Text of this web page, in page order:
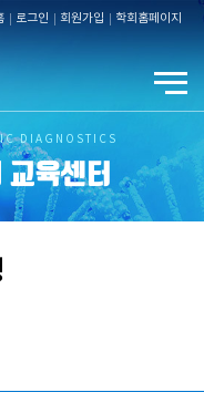
로그인 회원가입 학회홈페이지
DIAGNOSTICS
교육센터